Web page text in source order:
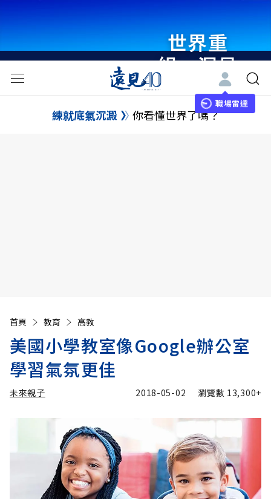
世界重
組・洞見
未來 與
世界領袖
職場雷達
練就底氣沉澱 你看懂世界了嗎？
首頁 教育 高教
美國小學教室像Google辦公室
學習氣氛更佳
未來親子 2018-05-02 瀏覽數 13,300+